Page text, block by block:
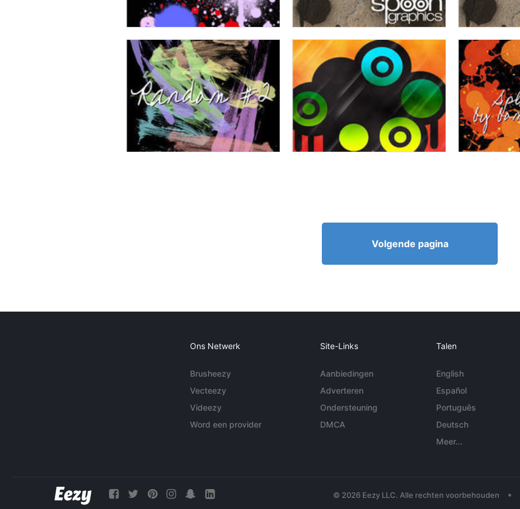
Volgende pagina
Ons Netwerk
Brusheezy
Vecteezy
Videezy
Word een provider
Site-Links
Aanbiedingen
Adverteren
Ondersteuning
DMCA
Talen
English
Español
Português
Deutsch
Meer...
© 2026 Eezy LLC. Alle rechten voorbehouden •